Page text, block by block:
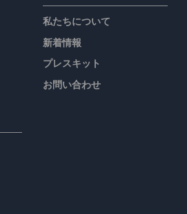
私たちについて
新着情報
プレスキット
お問い合わせ